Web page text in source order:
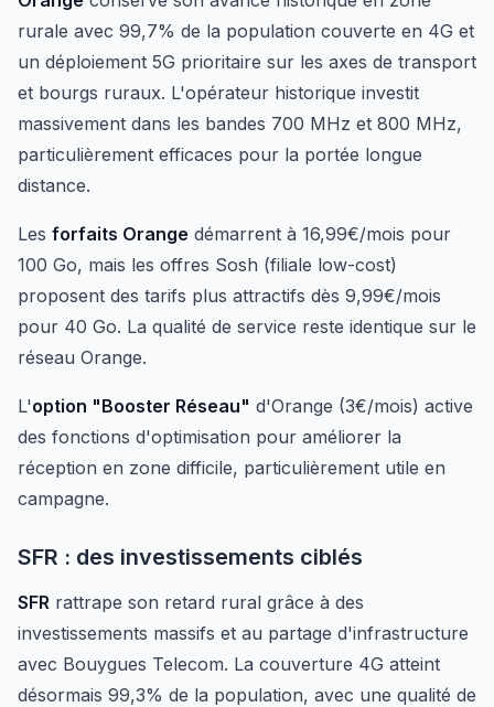
rurale avec 99,7% de la population couverte en 4G et
un déploiement 5G prioritaire sur les axes de transport
et bourgs ruraux. L'opérateur historique investit
massivement dans les bandes 700 MHz et 800 MHz,
particulièrement efficaces pour la portée longue
distance.
Les forfaits Orange démarrent à 16,99€/mois pour
100 Go, mais les offres Sosh (filiale low-cost)
proposent des tarifs plus attractifs dès 9,99€/mois
pour 40 Go. La qualité de service reste identique sur le
réseau Orange.
L'option "Booster Réseau" d'Orange (3€/mois) active
des fonctions d'optimisation pour améliorer la
réception en zone difficile, particulièrement utile en
campagne.
SFR : des investissements ciblés
SFR rattrape son retard rural grâce à des
investissements massifs et au partage d'infrastructure
avec Bouygues Telecom. La couverture 4G atteint
désormais 99,3% de la population, avec une qualité de